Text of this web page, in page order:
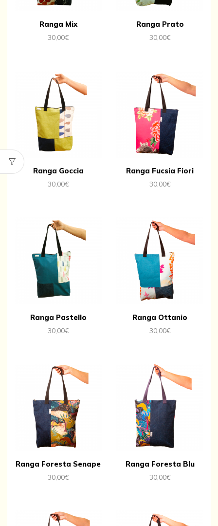
Ranga Mix
30,00€
Ranga Prato
30,00€
Ranga Goccia
30,00€
Ranga Fucsia Fiori
30,00€
Ranga Pastello
30,00€
Ranga Ottanio
30,00€
Ranga Foresta Senape
30,00€
Ranga Foresta Blu
30,00€